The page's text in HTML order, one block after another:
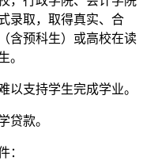
录取，取得真实、合
含预科生）或高校在读
。
以支持学生完成学业。
贷款。
：